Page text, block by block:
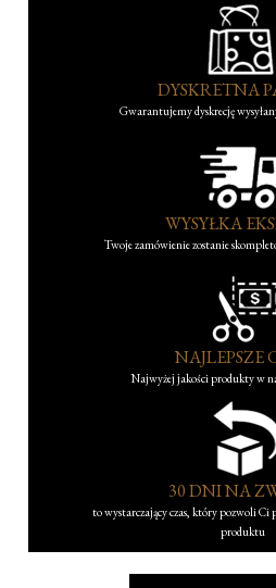
DYSKRETNA
Gwarantujemy dyskrecję
WYSYŁKA
Twoje zamówienie zostanie
NAJLEPSZE
Najwyżej jakości produkty w
30 DNI NA
to wystarczający czas, który pozwoli Ci
produktu